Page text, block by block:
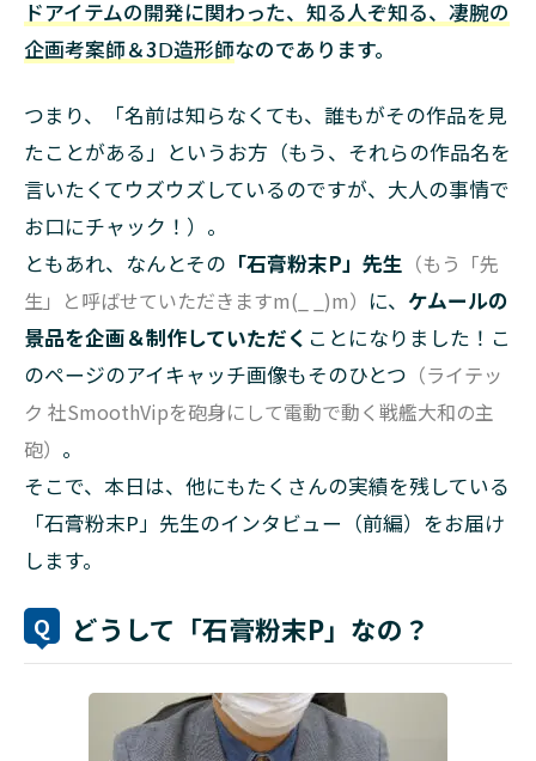
ドアイテムの開発に関わった、知る人ぞ知る、凄腕の
企画考案師＆3Ⅾ造形師なのであります。
つまり、「名前は知らなくても、誰もがその作品を見
たことがある」というお方（もう、それらの作品名を
言いたくてウズウズしているのですが、大人の事情で
お口にチャック！）。
ともあれ、なんとその 「石膏粉末P」先生 （もう「先
生」と呼ばせていただきますm(_ _)m） に、 ケムールの
景品を企画＆制作していただく ことになりました！こ
のページのアイキャッチ画像もそのひとつ （ライテッ
ク 社SmoothVipを砲身にして電動で動く戦艦大和の主
砲） 。
そこで、本日は、他にもたくさんの実績を残している
「石膏粉末P」先生のインタビュー（前編）をお届け
します。
どうして「石膏粉末P」なの？